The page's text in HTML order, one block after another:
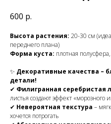
600 р.
Высота растения: 20-30 см
переднего плана)
Форма куста: плотная
✨ Декоративные качества –
детали!
✔ Филигранная серебристая
листья создают эффект «морозного
✔ Невероятная текстура –
хочется потрогать